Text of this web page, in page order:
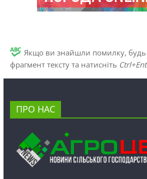
Якщо ви знайшли помилку, будь
фрагмент тексту та натисніть
ПРО НАС